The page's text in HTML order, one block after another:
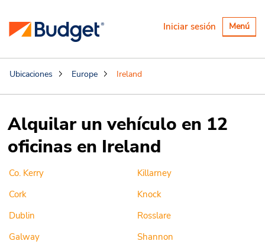
Alternar
Menú
Iniciar sesión
Ubicaciones Europe Ireland
Alquilar un vehículo en 12
oficinas en Ireland
Co. Kerry
Cork
Dublin
Galway
Killarney
Knock
Rosslare
Shannon